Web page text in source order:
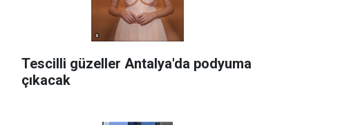
Tescilli güzeller Antalya'da podyuma
çıkacak